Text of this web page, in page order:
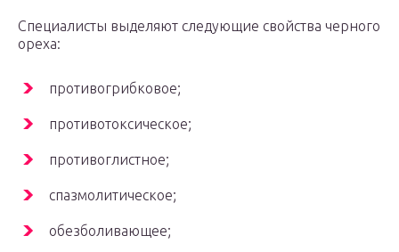
Специалисты выделяют следующие свойства черного
ореха:
противогрибковое;
противотоксическое;
противоглистное;
спазмолитическое;
обезболивающее;